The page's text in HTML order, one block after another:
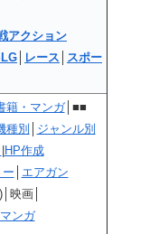
アクション
レース
スポー
籍・マンガ│■■
種別
ジャンル別
HP作成
ー
エアガン
)│映画│
マンガ